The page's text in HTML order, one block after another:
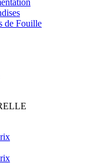
de Fouille